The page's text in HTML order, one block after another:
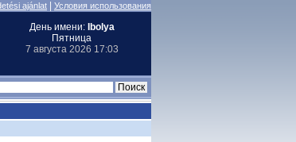
ajánlat Условия использования
День имени: Ibolya
Пятница
7 августа 2026 17:03